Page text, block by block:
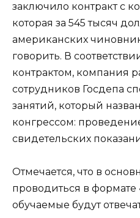
заключило контракт с
которая за 545 тысяч
американских
говорить. В
контрактом, компания
сотрудников Госдепа
занятий, который
конгрессом:
свидетельских
Отмечается, что в
проводиться в формате
обучаемые будут